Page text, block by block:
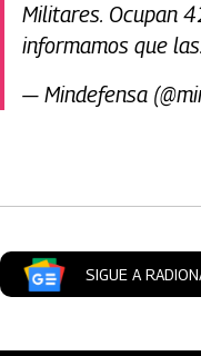
Militares. Ocupan
informamos que
— Mindefensa
SIGUE A